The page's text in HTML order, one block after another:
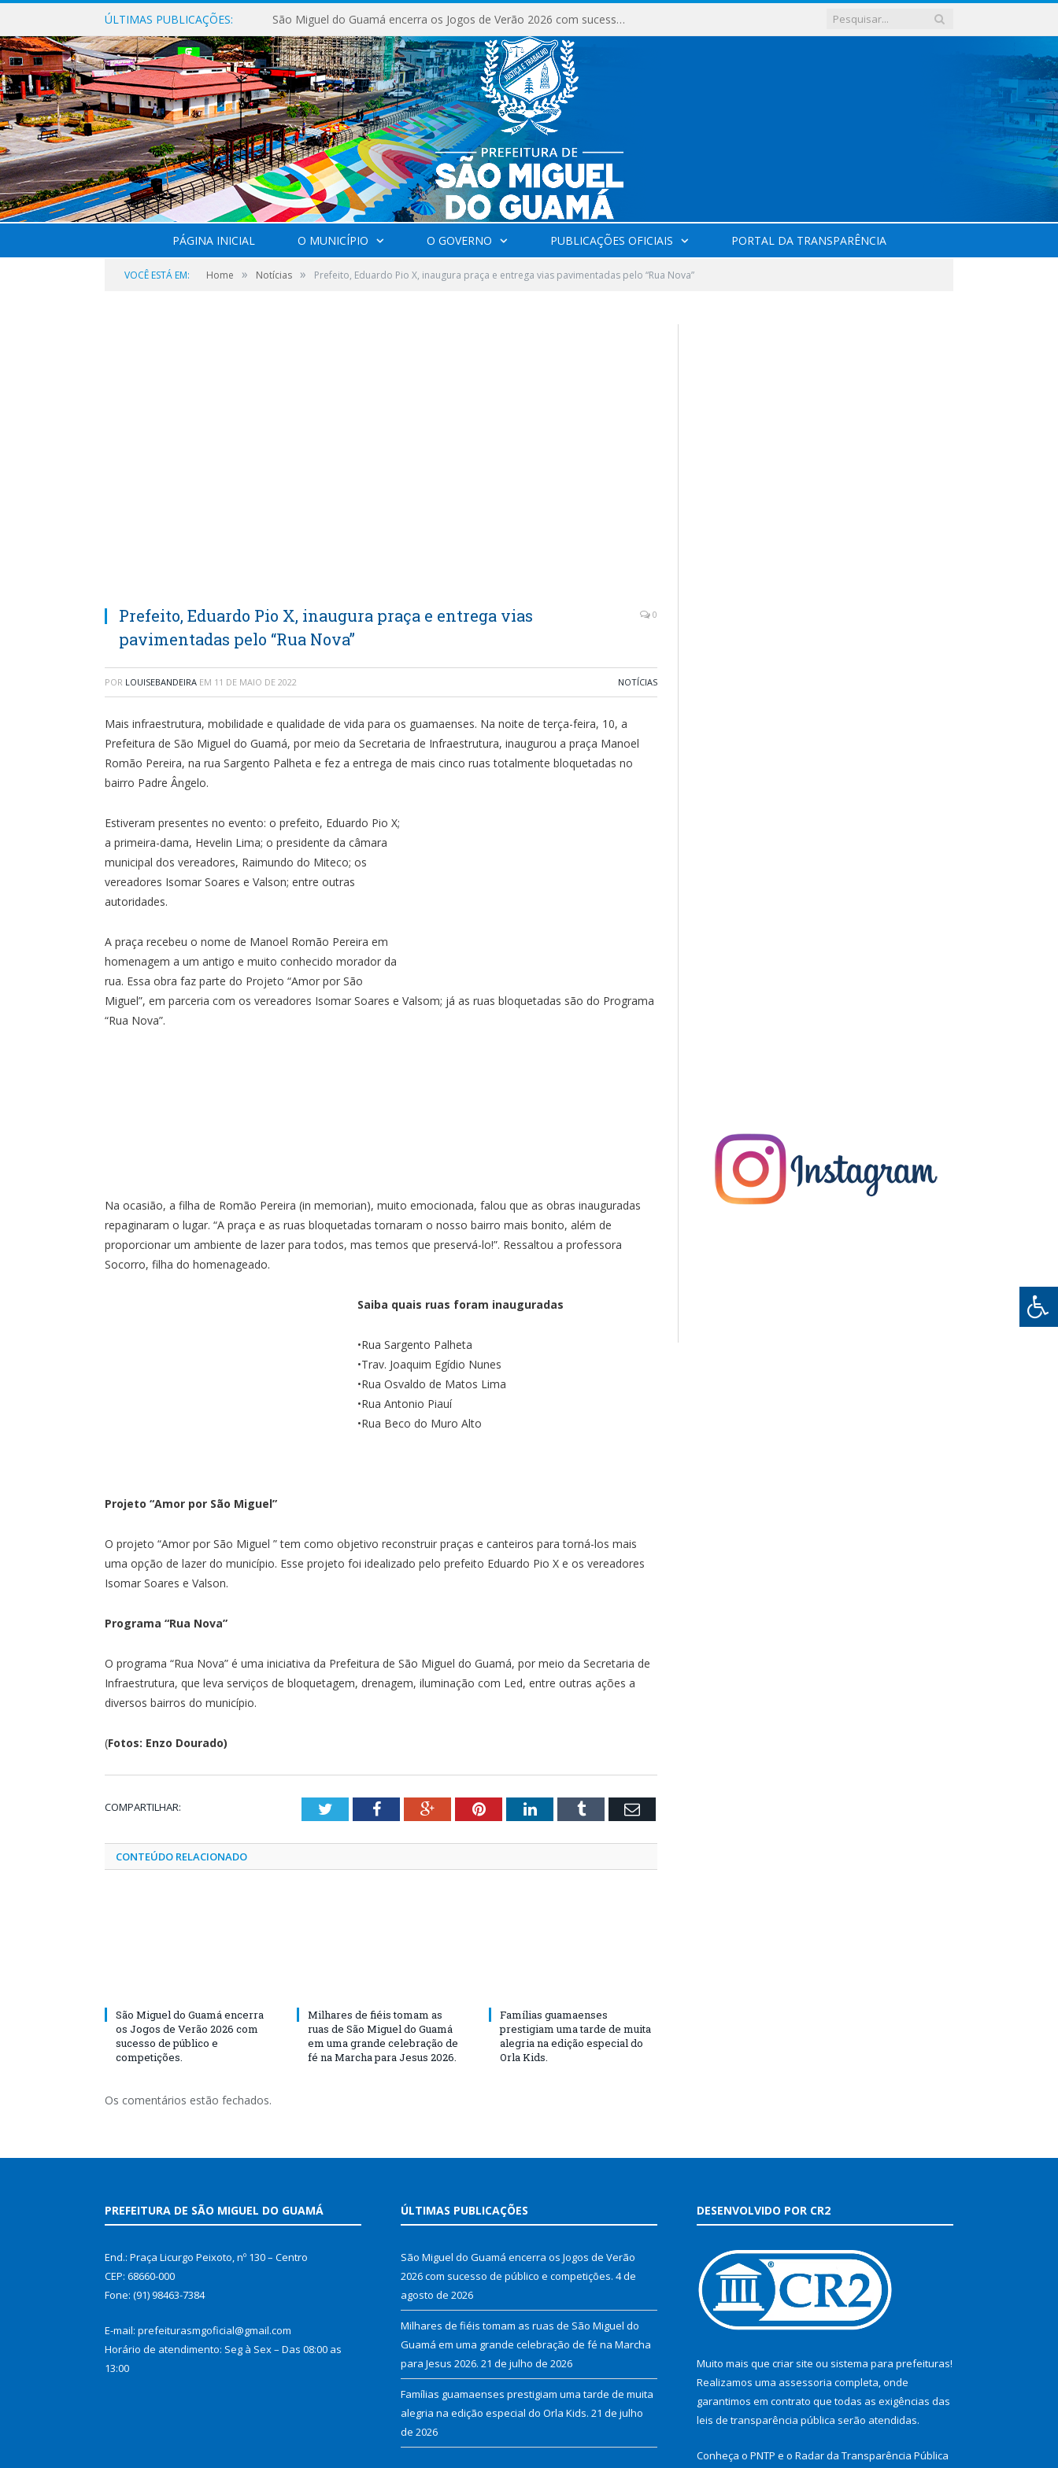
ÚLTIMAS PUBLICAÇÕES: São Miguel do Guamá encerra os Jogos de Verão 2026 com sucesso de público e competições.
PÁGINA INICIAL O MUNICÍPIO O GOVERNO PUBLICAÇÕES OFICIAIS PORTAL DA TRANSPARÊNCIA
VOCÊ ESTÁ EM: Home » Notícias » Prefeito, Eduardo Pio X, inaugura praça e entrega vias pavimentadas pelo “Rua Nova”
Prefeito, Eduardo Pio X, inaugura praça e entrega vias
pavimentadas pelo “Rua Nova”
0
POR LOUISEBANDEIRA EM 11 DE MAIO DE 2022 NOTÍCIAS
Mais infraestrutura, mobilidade e qualidade de vida para os guamaenses. Na noite de terça-feira, 10, a
Prefeitura de São Miguel do Guamá, por meio da Secretaria de Infraestrutura, inaugurou a praça Manoel
Romão Pereira, na rua Sargento Palheta e fez a entrega de mais cinco ruas totalmente bloquetadas no
bairro Padre Ângelo.
Estiveram presentes no evento: o prefeito, Eduardo Pio X;
a primeira-dama, Hevelin Lima; o presidente da câmara
municipal dos vereadores, Raimundo do Miteco; os
vereadores Isomar Soares e Valson; entre outras
autoridades.
A praça recebeu o nome de Manoel Romão Pereira em
homenagem a um antigo e muito conhecido morador da
rua. Essa obra faz parte do Projeto “Amor por São
Miguel”, em parceria com os vereadores Isomar Soares e Valsom; já as ruas bloquetadas são do Programa
“Rua Nova”.
Na ocasião, a filha de Romão Pereira (in memorian), muito emocionada, falou que as obras inauguradas
repaginaram o lugar. “A praça e as ruas bloquetadas tornaram o nosso bairro mais bonito, além de
proporcionar um ambiente de lazer para todos, mas temos que preservá-lo!”. Ressaltou a professora
Socorro, filha do homenageado.
Saiba quais ruas foram inauguradas
•Rua Sargento Palheta
•Trav. Joaquim Egídio Nunes
•Rua Osvaldo de Matos Lima
•Rua Antonio Piauí
•Rua Beco do Muro Alto
Projeto “Amor por São Miguel”
O projeto “Amor por São Miguel ” tem como objetivo reconstruir praças e canteiros para torná-los mais
uma opção de lazer do município. Esse projeto foi idealizado pelo prefeito Eduardo Pio X e os vereadores
Isomar Soares e Valson.
Programa “Rua Nova”
O programa “Rua Nova” é uma iniciativa da Prefeitura de São Miguel do Guamá, por meio da Secretaria de
Infraestrutura, que leva serviços de bloquetagem, drenagem, iluminação com Led, entre outras ações a
diversos bairros do município.
(Fotos: Enzo Dourado)
COMPARTILHAR: TwitterFacebookGoogle+PinterestLinkedInTumblr Email
CONTEÚDO RELACIONADO
São Miguel do Guamá encerra
os Jogos de Verão 2026 com
sucesso de público e
competições.
Milhares de fiéis tomam as
ruas de São Miguel do Guamá
em uma grande celebração de
fé na Marcha para Jesus 2026.
Famílias guamaenses
prestigiam uma tarde de muita
alegria na edição especial do
Orla Kids.
Os comentários estão fechados.
PREFEITURA DE SÃO MIGUEL DO GUAMÁ
End.: Praça Licurgo Peixoto, nº 130 – Centro
CEP: 68660-000
Fone: (91) 98463-7384
E-mail: prefeiturasmgoficial@gmail.com
Horário de atendimento: Seg à Sex – Das 08:00 as
13:00
ÚLTIMAS PUBLICAÇÕES
São Miguel do Guamá encerra os Jogos de Verão
2026 com sucesso de público e competições. 4 de
agosto de 2026
Milhares de fiéis tomam as ruas de São Miguel do
Guamá em uma grande celebração de fé na Marcha
para Jesus 2026. 21 de julho de 2026
Famílias guamaenses prestigiam uma tarde de muita
alegria na edição especial do Orla Kids. 21 de julho
de 2026
DESENVOLVIDO POR CR2
Muito mais que criar site ou sistema para prefeituras!
Realizamos uma assessoria completa, onde
garantimos em contrato que todas as exigências das
leis de transparência pública serão atendidas.
Conheça o PNTP e o Radar da Transparência Pública